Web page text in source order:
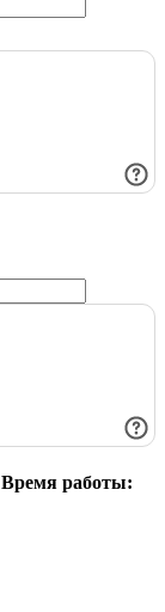
Время работы: